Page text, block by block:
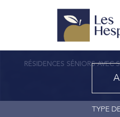
TYPE
RÉSIDENCES SÉNIORS AVEC